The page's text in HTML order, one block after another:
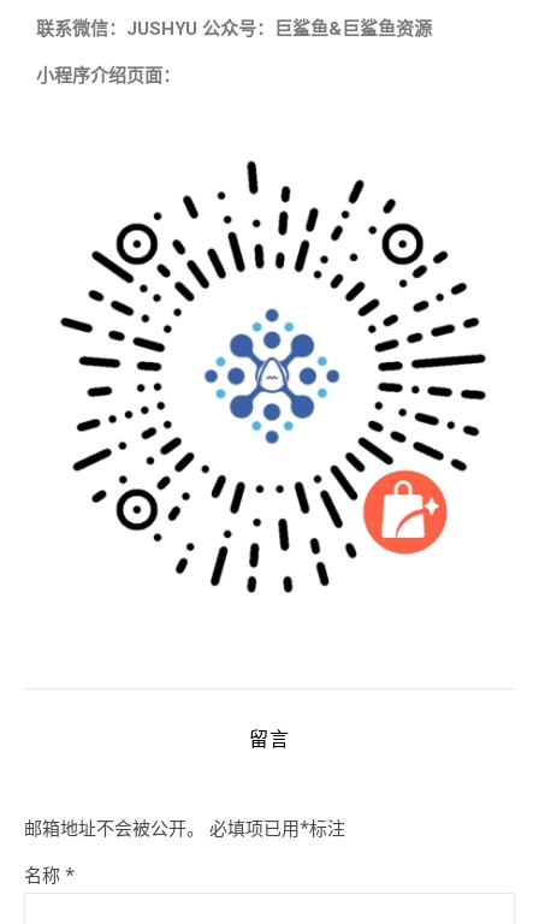
联系微信：JUSHYU 公众号：巨鲨鱼&巨鲨鱼资源
小程序介绍页面：
留言
邮箱地址不会被公开。 必填项已用*标注
名称 *